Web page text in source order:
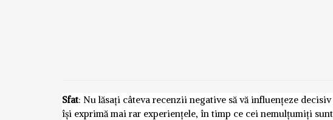
Sfat: Nu lăsați câteva recenzii negative să vă influențeze
își exprimă mai rar experiențele, în timp ce cei nemulțumiți